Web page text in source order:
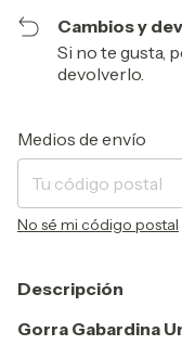
Cambios y
Si no te gusta,
devolverlo.
Entregas para el CP:
Medios de envío
No sé mi código postal
Descripción
Gorra Gabardina